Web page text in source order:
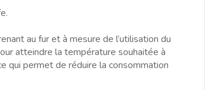
au fur et à mesure de l’utilisation du
atteindre la température souhaitée à
qui permet de réduire la consommation